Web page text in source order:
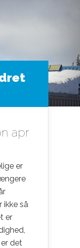
apr
er
ikke så
er
det